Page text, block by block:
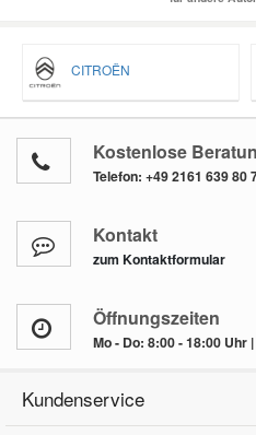
CITROËN
Kostenlose
Telefon: +49 2161 639 80
Kontakt
zum Kontaktformular
Öffnungszeiten
Mo - Do: 8:00 - 18:00 Uhr
Kundenservice